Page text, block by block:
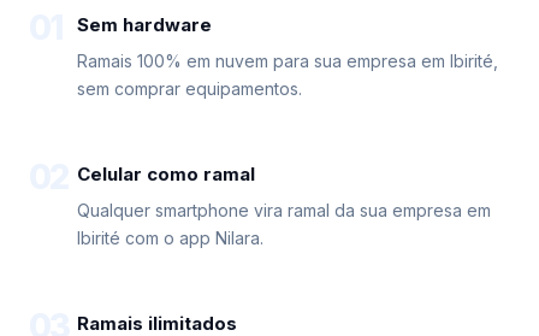
Sem hardware
Ramais 100% em nuvem para sua empresa em Ibirité,
sem comprar equipamentos.
Celular como ramal
Qualquer smartphone vira ramal da sua empresa em
Ibirité com o app Nilara.
Ramais ilimitados